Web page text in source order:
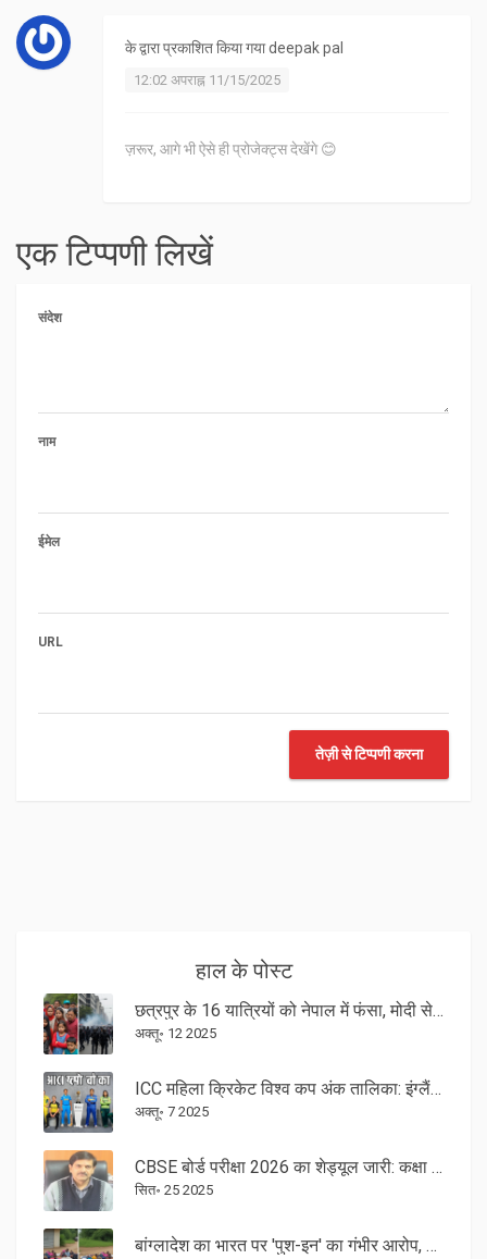
के द्वारा प्रकाशित किया गयाdeepak pal
12:02 अपराह्न 11/15/2025
ज़रूर, आगे भी ऐसे ही प्रोजेक्ट्स देखेंगे 😊
एक टिप्पणी लिखें
संदेश
नाम
ईमेल
URL
तेज़ी से टिप्पणी करना
हाल के पोस्ट
छत्रपुर के 16 यात्रियों को नेपाल में फंसा, मोदी से राहत की गुहार
अक्तू॰ 12 2025
ICC महिला क्रिकेट विश्व कप अंक तालिका: इंग्लैंड आगे, भारत दूसरे स्थान पर
अक्तू॰ 7 2025
CBSE बोर्ड परीक्षा 2026 का शेड्यूल जारी: कक्षा 10-12 की परीक्षाएँ 17 फरवरी से
सित॰ 25 2025
बांग्लादेश का भारत पर 'पुश-इन' का गंभीर आरोप, सीमा पर तनाव